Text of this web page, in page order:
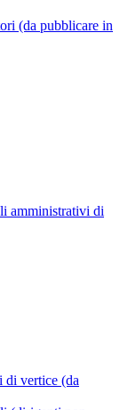
(da pubblicare in
amministrativi di
di vertice (da